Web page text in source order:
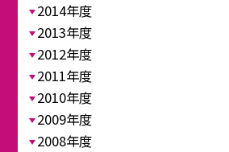
2014年度
2013年度
2012年度
2011年度
2010年度
2009年度
2008年度